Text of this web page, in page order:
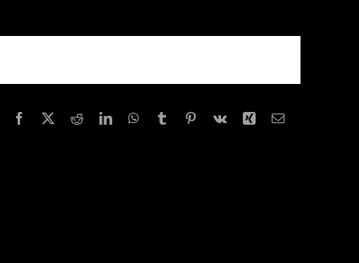
Facebook RedditLinkedInWhatsApp
Tumblr Pinterest
Vk Xing E-